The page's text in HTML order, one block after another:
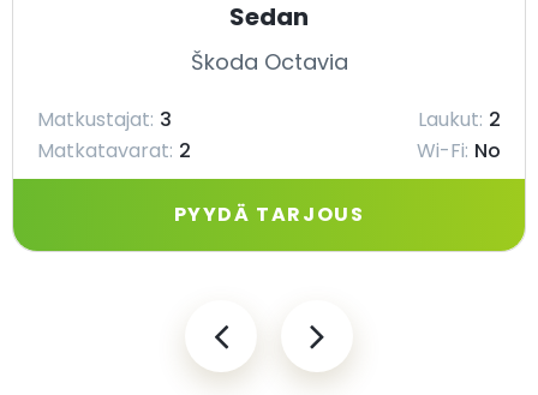
Sedan
Škoda Octavia
Matkustajat: 3 Laukut: 2
Matkatavarat: 2 Wi-Fi: No
PYYDÄ TARJOUS